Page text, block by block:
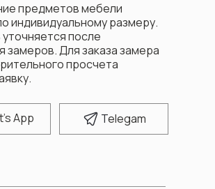
App Telegam
предметов мебели
индивидуальному размеру.
после
замеров. Для заказа замера
просчета